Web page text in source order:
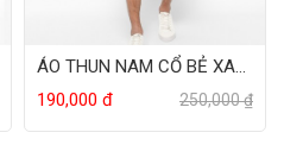
ÁO THUN NAM CỔ BẺ XANH ĐEN
190,000 đ
250,000 ₫